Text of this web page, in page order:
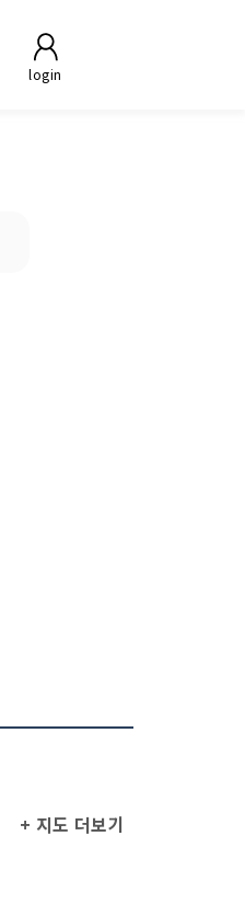
login
+ 지도 더보기